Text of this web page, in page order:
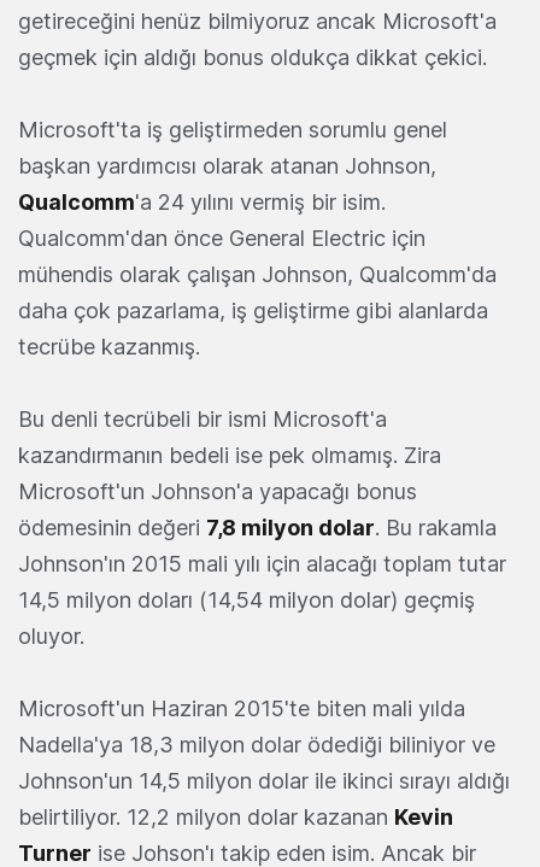
getireceğini henüz bilmiyoruz ancak Microsoft'a
geçmek için aldığı bonus oldukça dikkat çekici.
Microsoft'ta iş geliştirmeden sorumlu genel
başkan yardımcısı olarak atanan Johnson,
Qualcomm'a 24 yılını vermiş bir isim.
Qualcomm'dan önce General Electric için
mühendis olarak çalışan Johnson, Qualcomm'da
daha çok pazarlama, iş geliştirme gibi alanlarda
tecrübe kazanmış.
Bu denli tecrübeli bir ismi Microsoft'a
kazandırmanın bedeli ise pek olmamış. Zira
Microsoft'un Johnson'a yapacağı bonus
ödemesinin değeri 7,8 milyon dolar. Bu rakamla
Johnson'ın 2015 mali yılı için alacağı toplam tutar
14,5 milyon doları (14,54 milyon dolar) geçmiş
oluyor.
Microsoft'un Haziran 2015'te biten mali yılda
Nadella'ya 18,3 milyon dolar ödediği biliniyor ve
Johnson'un 14,5 milyon dolar ile ikinci sırayı aldığı
belirtiliyor. 12,2 milyon dolar kazanan Kevin
Turner ise Johson'ı takip eden isim. Ancak bir